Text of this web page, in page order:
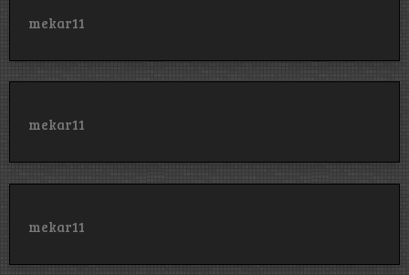
mekar11
mekar11
mekar11